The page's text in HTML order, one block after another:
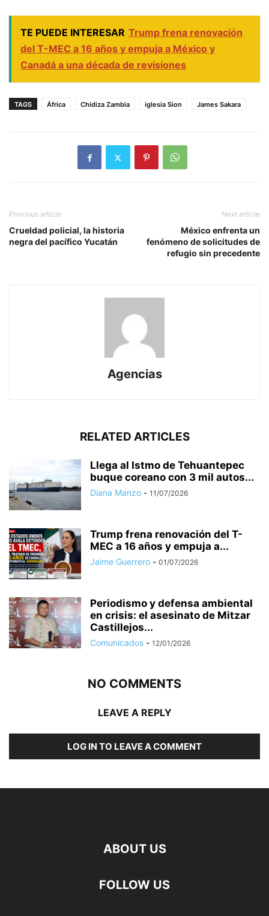
TE PUEDE INTERESAR Trump frena renovación
del T-MEC a 16 años y empuja a México y
Canadá a una década de revisiones
TAGS África Chidiza Zambia iglesia Sion James Sakara
Previous article
Crueldad policial, la historia
negra del pacífico Yucatán
Next article
México enfrenta un
fenómeno de solicitudes de
refugio sin precedente
Agencias
RELATED ARTICLES
Llega al Istmo de Tehuantepec
buque coreano con 3 mil autos...
Diana Manzo - 11/07/2026
Trump frena renovación del T-
MEC a 16 años y empuja a...
Jaime Guerrero - 01/07/2026
Periodismo y defensa ambiental
en crisis: el asesinato de Mitzar
Castillejos...
Comunicados - 12/01/2026
NO COMMENTS
LEAVE A REPLY
LOG IN TO LEAVE A COMMENT
ABOUT US
FOLLOW US